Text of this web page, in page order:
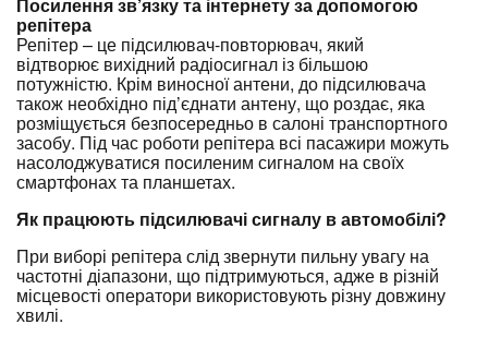
репітера
Репітер – це підсилювач-повторювач, який
відтворює вихідний радіосигнал із більшою
потужністю. Крім виносної антени, до підсилювача
також необхідно під’єднати антену, що роздає, яка
розміщується безпосередньо в салоні транспортного
засобу. Під час роботи репітера всі пасажири можуть
насолоджуватися посиленим сигналом на своїх
смартфонах та планшетах.
Як працюють підсилювачі сигналу в автомобілі?
При виборі репітера слід звернути пильну увагу на
частотні діапазони, що підтримуються, адже в різній
місцевості оператори використовують різну довжину
хвилі.